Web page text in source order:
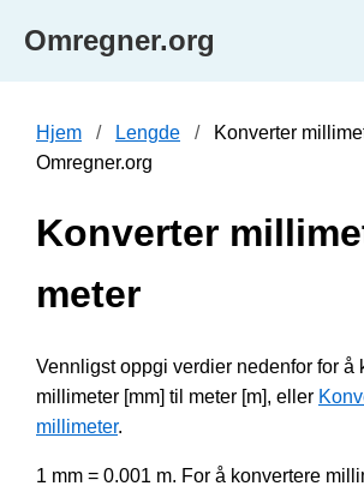
Omregner.org
Hjem Lengde
Konverter
Omregner.org
Konverter
meter
Vennligst oppgi verdier nedenfor for å
millimeter [mm] til meter [m], eller
millimeter.
1 mm = 0.001 m. For å konvertere